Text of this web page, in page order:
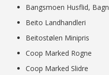
Bangsmoen Husflid, Bagn
Beito Landhandleri
Beitostølen Minipris
Coop Marked Rogne
Coop Marked Slidre